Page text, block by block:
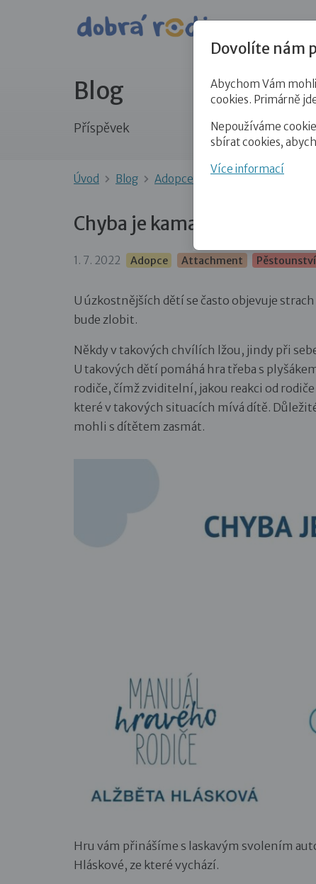
Blog
Příspěvek
Úvod Blog Adopce Chyba je kamarád
Chyba je kamarád
1. 7. 2022 Adopce Attachment Pěstounství
U úzkostnějších dětí se často objevuje
bude zlobit.
Někdy v takových chvílích lžou, jindy při
U takových dětí pomáhá hra třeba s
rodiče, čímž zviditelní, jakou reakci od
které v takových situacích mívá dítě.
mohli s dítětem zasmát.
Hru vám přinášíme s laskavým svolením
Hláskové, ze které vychází.
Dovolíte nám
Abychom Vám
cookies. Primárně
Nepoužíváme
sbírat cookies,
Více informací